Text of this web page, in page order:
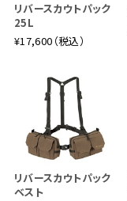
リバースカウトパック
25L
¥17,600（税込）
リバースカウトパック
ベスト